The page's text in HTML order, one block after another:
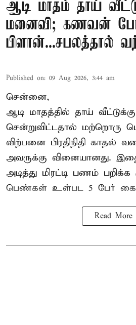
ஆடி மாதம் தாய்
மனைவி; கணவன்
பிளான்...சபலத்தால்
Published on: 09 Aug 2026, 3:44 am
சென்னை,
ஆடி மாதத்தில் தாய்
சென்றுவிட்டதால் மற்றொரு
விற்பனை பிரதிநிதி காதல்
அவருக்கு வினையானது.
அடித்து மிரட்டி பணம்
பெண்கள் உள்பட 5 பேர்
Read More